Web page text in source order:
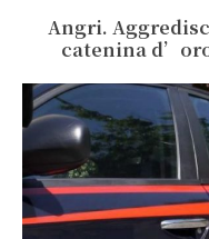
Angri.
catenina